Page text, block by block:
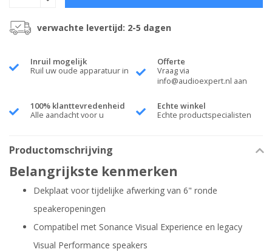
verwachte levertijd: 2-5 dagen
Inruil mogelijk
Ruil uw oude apparatuur in
Offerte
Vraag via
info@audioexpert.nl aan
100% klanttevredenheid
Alle aandacht voor u
Echte winkel
Echte productspecialisten
Productomschrijving
Belangrijkste kenmerken
Dekplaat voor tijdelijke afwerking van 6" ronde
speakeropeningen
Compatibel met Sonance Visual Experience en legacy
Visual Performance speakers